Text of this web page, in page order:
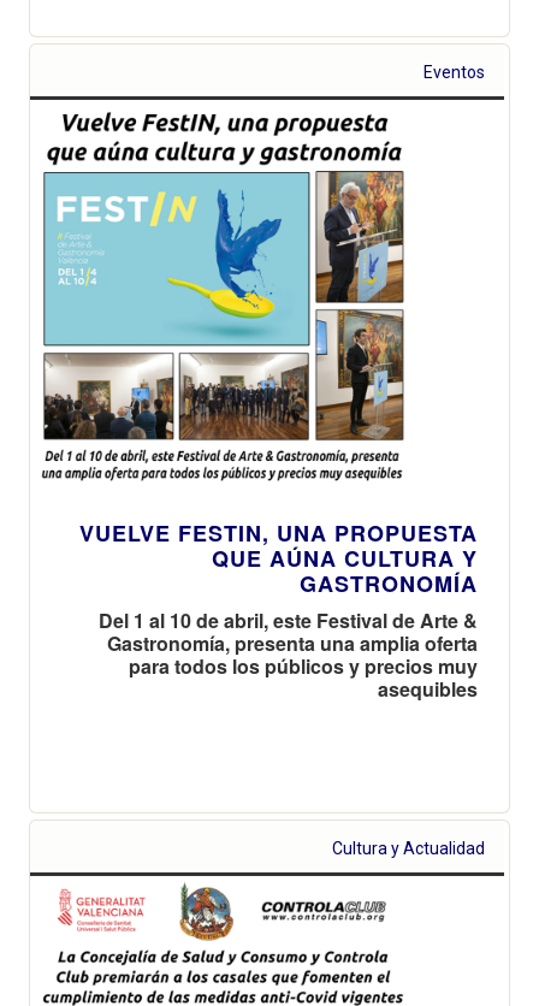
Eventos
VUELVE FESTIN, UNA PROPUESTA
QUE AÚNA CULTURA Y
GASTRONOMÍA
Del 1 al 10 de abril, este Festival de Arte &
Gastronomía, presenta una amplia oferta
para todos los públicos y precios muy
asequibles
Cultura y Actualidad